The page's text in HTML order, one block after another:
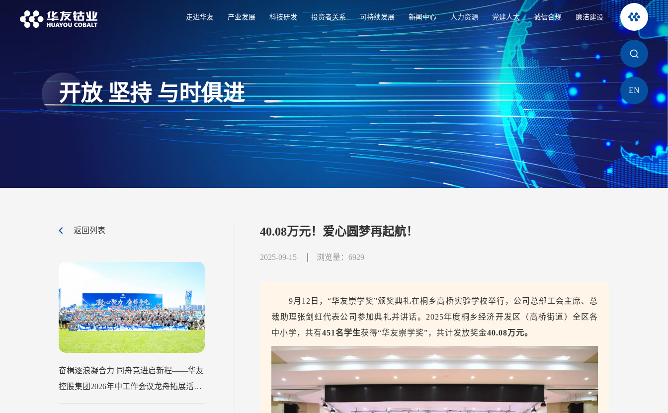
走进华友 产业发展 科技研发 投资者关系 可持续发展 新闻中心 人力资源 党建人大 诚信合规 廉洁建设
EN
开放 坚持 与时俱进
返回列表
奋楫逐浪凝合力 同舟竞进启新程——华友
控股集团2026年中工作会议龙舟拓展活动
40.08万元！爱心圆梦再起航！
2025-09-15 浏览量：6929
9月12日，“华友崇学奖”颁奖典礼在桐乡高桥实验学校举行， 公司总部工会主席、总
裁助理张剑虹代表公司参加典礼并讲话。2025年度桐乡经济开发区（高桥街道）全区各
中小学，共有451名学生获得“华友崇学奖”，共计发放奖金40.08万元。